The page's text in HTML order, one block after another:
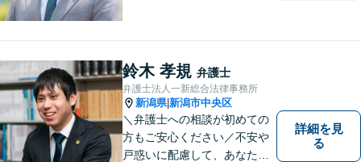
ただける弁護士になりたいと
思っています。
鈴木 孝規 弁護士
弁護士法人一新総合法律事務所
新潟県|新潟市中央区
＼弁護士への相談が初めての
方もご安心ください／不安や
戸惑いに配慮して、あなたの
詳細を見
る